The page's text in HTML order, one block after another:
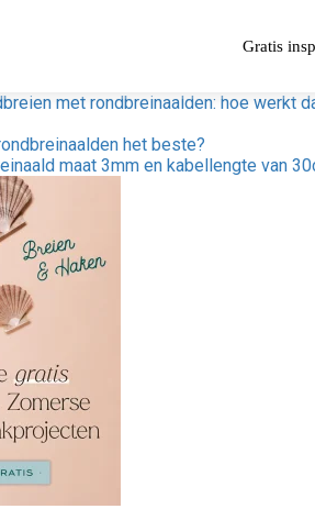
Gratis
met rondbreinaalden: hoe werkt
het beste?
maat 3mm en kabellengte van